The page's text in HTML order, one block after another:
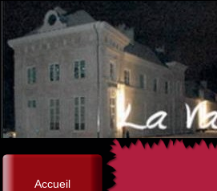
Accueil